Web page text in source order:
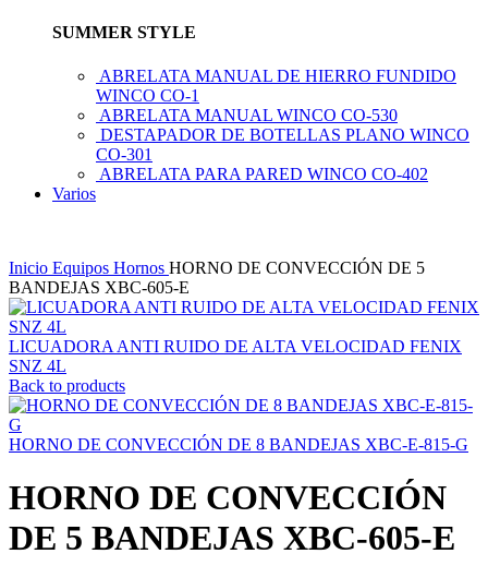
SUMMER STYLE
ABRELATA MANUAL DE HIERRO FUNDIDO
WINCO CO-1
ABRELATA MANUAL WINCO CO-530
DESTAPADOR DE BOTELLAS PLANO WINCO
CO-301
ABRELATA PARA PARED WINCO CO-402
Varios
Inicio Equipos Hornos HORNO DE CONVECCIÓN DE 5
BANDEJAS XBC-605-E
LICUADORA ANTI RUIDO DE ALTA VELOCIDAD FENIX
SNZ 4L
Back to products
HORNO DE CONVECCIÓN DE 8 BANDEJAS XBC-E-815-G
HORNO DE CONVECCIÓN
DE 5 BANDEJAS XBC-605-E